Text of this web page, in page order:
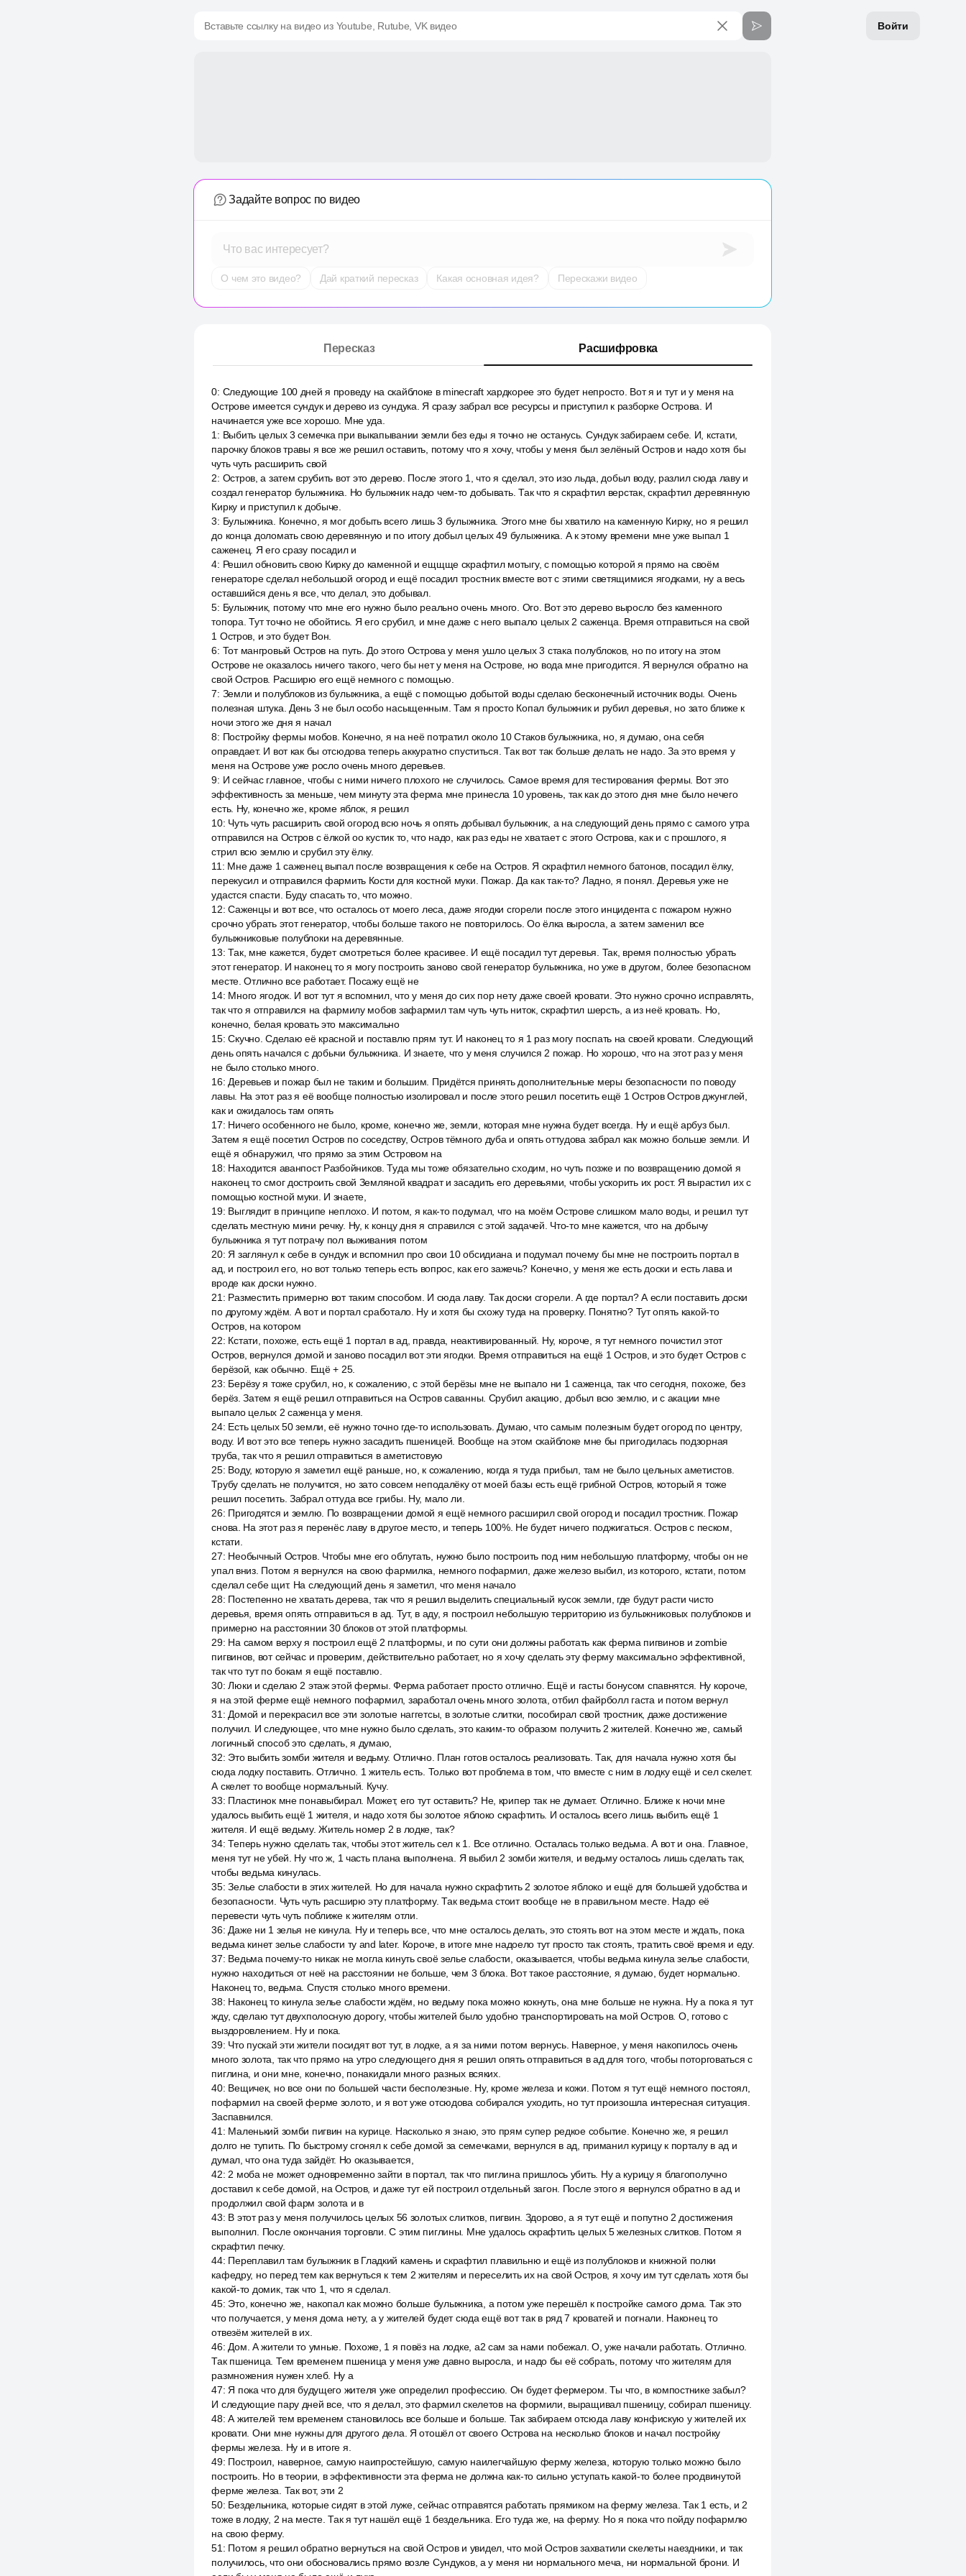
Войти
Вставьте ссылку на видео из Youtube, Rutube, VK видео
Задайте вопрос по видео
Что вас интересует?
О чем это видео? Дай краткий пересказ Какая основная идея? Перескажи видео
Пересказ Расшифровка
0: Следующие 100 дней я проведу на скайблоке в minecraft хардкорее это будет непросто. Вот я и тут и у меня на
Острове имеется сундук и дерево из сундука. Я сразу забрал все ресурсы и приступил к разборке Острова. И
начинается уже все хорошо. Мне уда.
1 : Выбить целых 3 семечка при выкапывании земли без еды я точно не останусь. Сундук забираем себе. И, кстати,
парочку блоков травы я все же решил оставить, потому что я хочу, чтобы у меня был зелёный Остров и надо хотя бы
чуть чуть расширить свой
2: Остров, а затем срубить вот это дерево. После этого 1, что я сделал, это изо льда, добыл воду, разлил сюда лаву и
создал генератор булыжника. Но булыжник надо чем-то добывать. Так что я скрафтил верстак, скрафтил деревянную
Кирку и приступил к добыче.
3: Булыжника. Конечно, я мог добыть всего лишь 3 булыжника. Этого мне бы хватило на каменную Кирку, но я решил
до конца доломать свою деревянную и по итогу добыл целых 49 булыжника. А к этому времени мне уже выпал 1
саженец. Я его сразу посадил и
4: Решил обновить свою Кирку до каменной и ещщще скрафтил мотыгу, с помощью которой я прямо на своём
генераторе сделал небольшой огород и ещё посадил тростник вместе вот с этими светящимися ягодками, ну а весь
оставшийся день я все, что делал, это добывал.
5: Булыжник, потому что мне его нужно было реально очень много. Ого. Вот это дерево выросло без каменного
топора. Тут точно не обойтись. Я его срубил, и мне даже с него выпало целых 2 саженца. Время отправиться на свой
1 Остров, и это будет Вон.
6: Тот мангровый Остров на путь. До этого Острова у меня ушло целых 3 стака полублоков, но по итогу на этом
Острове не оказалось ничего такого, чего бы нет у меня на Острове, но вода мне пригодится. Я вернулся обратно на
свой Остров. Расширю его ещё немного с помощью.
7: Земли и полублоков из булыжника, а ещё с помощью добытой воды сделаю бесконечный источник воды. Очень
полезная штука. День 3 не был особо насыщенным. Там я просто Копал булыжник и рубил деревья, но зато ближе к
ночи этого же дня я начал
8: Постройку фермы мобов. Конечно, я на неё потратил около 10 Стаков булыжника, но, я думаю, она себя
оправдает. И вот как бы отсюдова теперь аккуратно спуститься. Так вот так больше делать не надо. За это время у
меня на Острове уже росло очень много деревьев.
9: И сейчас главное, чтобы с ними ничего плохого не случилось. Самое время для тестирования фермы. Вот это
эффективность за меньше, чем минуту эта ферма мне принесла 10 уровень, так как до этого дня мне было нечего
есть. Ну, конечно же, кроме яблок, я решил
10: Чуть чуть расширить свой огород всю ночь я опять добывал булыжник, а на следующий день прямо с самого утра
отправился на Остров с ёлкой оо кустик то, что надо, как раз еды не хватает с этого Острова, как и с прошлого, я
стрил всю землю и срубил эту ёлку.
11 : Мне даже 1 саженец выпал после возвращения к себе на Остров. Я скрафтил немного батонов, посадил ёлку,
перекусил и отправился фармить Кости для костной муки. Пожар. Да как так-то? Ладно, я понял. Деревья уже не
удастся спасти. Буду спасать то, что можно.
12:Саженцы и вот все, что осталось от моего леса, даже ягодки сгорели после этого инцидента с пожаром нужно
срочно убрать этот генератор, чтобы больше такого не повторилось. Оо ёлка выросла, а затем заменил все
булыжниковые полублоки на деревянные.
13:Так, мне кажется, будет смотреться более красивее. И ещё посадил тут деревья. Так, время полностью убрать
этот генератор. И наконец то я могу построить заново свой генератор булыжника, но уже в другом, более безопасном
месте. Отлично все работает. Посажу ещё не
14: Много ягодок. И вот тут я вспомнил, что у меня до сих пор нету даже своей кровати. Это нужно срочно исправлять,
так что я отправился на фармилу мобов зафармил там чуть чуть ниток, скрафтил шерсть, а из неё кровать. Но,
конечно, белая кровать это максимально
15:Скучно. Сделаю её красной и поставлю прям тут. И наконец то я 1 раз могу поспать на своей кровати. Следующий
день опять начался с добычи булыжника. И знаете, что у меня случился 2 пожар. Но хорошо, что на этот раз у меня
не было столько много.
16: Деревьев и пожар был не таким и большим. Придётся принять дополнительные меры безопасности по поводу
лавы. На этот раз я её вообще полностью изолировал и после этого решил посетить ещё 1 Остров Остров джунглей,
как и ожидалось там опять
17: Ничего особенного не было, кроме, конечно же, земли, которая мне нужна будет всегда. Ну и ещё арбуз был.
Затем я ещё посетил Остров по соседству, Остров тёмного дуба и опять оттудова забрал как можно больше земли. И
ещё я обнаружил, что прямо за этим Островом на
18: Находится аванпост Разбойников. Туда мы тоже обязательно сходим, но чуть позже и по возвращению домой я
наконец то смог достроить свой Земляной квадрат и засадить его деревьями, чтобы ускорить их рост. Я вырастил их с
помощью костной муки. И знаете,
19: Выглядит в принципе неплохо. И потом, я как-то подумал, что на моём Острове слишком мало воды, и решил тут
сделать местную мини речку. Ну, к концу дня я справился с этой задачей. Что-то мне кажется, что на добычу
булыжника я тут потрачу пол выживания потом
20: Я заглянул к себе в сундук и вспомнил про свои 10 обсидиана и подумал почему бы мне не построить портал в
ад, и построил его, но вот только теперь есть вопрос, как его зажечь? Конечно, у меня же есть доски и есть лава и
вроде как доски нужно.
21 : Разместить примерно вот таким способом. И сюда лаву. Так доски сгорели. А где портал? А если поставить доски
по другому ждём. А вот и портал сработало. Ну и хотя бы схожу туда на проверку. Понятно? Тут опять какой-то
Остров, на котором
22: Кстати, похоже, есть ещё 1 портал в ад, правда, неактивированный. Ну, короче, я тут немного почистил этот
Остров, вернулся домой и заново посадил вот эти ягодки. Время отправиться на ещё 1 Остров, и это будет Остров с
берёзой, как обычно. Ещё + 25.
23: Берёзу я тоже срубил, но, к сожалению, с этой берёзы мне не выпало ни 1 саженца, так что сегодня, похоже, без
берёз. Затем я ещё решил отправиться на Остров саванны. Срубил акацию, добыл всю землю, и с акации мне
выпало целых 2 саженца у меня.
24: Есть целых 50 земли, её нужно точно где-то использовать. Думаю, что самым полезным будет огород по центру,
воду. И вот это все теперь нужно засадить пшеницей. Вообще на этом скайблоке мне бы пригодилась подзорная
труба, так что я решил отправиться в аметистовую
25: Воду, которую я заметил ещё раньше, но, к сожалению, когда я туда прибыл, там не было цельных аметистов.
Трубу сделать не получится, но зато совсем неподалёку от моей базы есть ещё грибной Остров, который я тоже
решил посетить. Забрал оттуда все грибы. Ну, мало ли.
26: Пригодятся и землю. По возвращении домой я ещё немного расширил свой огород и посадил тростник. Пожар
снова. На этот раз я перенёс лаву в другое место, и теперь 100%. Не будет ничего поджигаться. Остров с песком,
кстати.
27: Необычный Остров. Чтобы мне его облутать, нужно было построить под ним небольшую платформу, чтобы он не
упал вниз. Потом я вернулся на свою фармилка, немного пофармил, даже железо выбил, из которого, кстати, потом
сделал себе щит. На следующий день я заметил, что меня начало
28: Постепенно не хватать дерева, так что я решил выделить специальный кусок земли, где будут расти чисто
деревья, время опять отправиться в ад. Тут, в аду, я построил небольшую территорию из булыжниковых полублоков и
примерно на расстоянии 30 блоков от этой платформы.
29: На самом верху я построил ещё 2 платформы, и по сути они должны работать как ферма пигвинов и zombie
пигвинов, вот сейчас и проверим, действительно работает, но я хочу сделать эту ферму максимально эффективной,
так что тут по бокам я ещё поставлю.
30:Люки и сделаю 2 этаж этой фермы. Ферма работает просто отлично. Ещё и гасты бонусом спавнятся. Ну короче,
я на этой ферме ещё немного пофармил, заработал очень много золота, отбил файрболл гаста и потом вернул
31 : Домой и перекрасил все эти золотые наггетсы, в золотые слитки, пособирал свой тростник, даже достижение
получил. И следующее, что мне нужно было сделать, это каким-то образом получить 2 жителей. Конечно же, самый
логичный способ это сделать, я думаю,
32: Это выбить зомби жителя и ведьму. Отлично. План готов осталось реализовать. Так, для начала нужно хотя бы
сюда лодку поставить. Отлично. 1 житель есть. Только вот проблема в том, что вместе с ним в лодку ещё и сел скелет.
А скелет то вообще нормальный. Кучу.
33: Пластинок мне понавыбирал. Может, его тут оставить? Не, крипер так не думает. Отлично. Ближе к ночи мне
удалось выбить ещё 1 жителя, и надо хотя бы золотое яблоко скрафтить. И осталось всего лишь выбить ещё 1
жителя. И ещё ведьму. Житель номер 2 в лодке, так?
34:Теперь нужно сделать так, чтобы этот житель сел к 1. Все отлично. Осталась только ведьма. А вот и она. Главное,
меня тут не убей. Ну что ж, 1 часть плана выполнена. Я выбил 2 зомби жителя, и ведьму осталось лишь сделать так,
чтобы ведьма кинулась.
35:Зелье слабости в этих жителей. Но для начала нужно скрафтить 2 золотое яблоко и ещё для большей удобства и
безопасности. Чуть чуть расширю эту платформу. Так ведьма стоит вообще не в правильном месте. Надо её
перевести чуть чуть поближе к жителям отли.
36: Даже ни 1 зелья не кинула. Ну и теперь все, что мне осталось делать, это стоять вот на этом месте и ждать, пока
ведьма кинет зелье слабости ту and later. Короче, в итоге мне надоело тут просто так стоять, тратить своё время и еду.
37: Ведьма почему-то никак не могла кинуть своё зелье слабости, оказывается, чтобы ведьма кинула зелье слабости,
нужно находиться от неё на расстоянии не больше, чем 3 блока. Вот такое расстояние, я думаю, будет нормально.
Наконец то, ведьма. Спустя столько много времени.
38: Наконец то кинула зелье слабости ждём, но ведьму пока можно кокнуть, она мне больше не нужна. Ну а пока я тут
жду, сделаю тут двухполосную дорогу, чтобы жителей было удобно транспортировать на мой Остров. О, готово с
выздоровлением. Ну и пока.
39: Что пускай эти жители посидят вот тут, в лодке, а я за ними потом вернусь. Наверное, у меня накопилось очень
много золота, так что прямо на утро следующего дня я решил опять отправиться в ад для того, чтобы поторговаться с
пиглина, и они мне, конечно, понакидали много разных всяких.
40: Вещичек, но все они по большей части бесполезные. Ну, кроме железа и кожи. Потом я тут ещё немного постоял,
пофармил на своей ферме золото, и я вот уже отсюдова собирался уходить, но тут произошла интересная ситуация.
Заспавнился.
41 : Маленький зомби пигвин на курице. Насколько я знаю, это прям супер редкое событие. Конечно же, я решил
долго не тупить. По быстрому сгонял к себе домой за семечками, вернулся в ад, приманил курицу к порталу в ад и
думал, что она туда зайдёт. Но оказывается,
42: 2 моба не может одновременно зайти в портал, так что пиглина пришлось убить. Ну а курицу я благополучно
доставил к себе домой, на Остров, и даже тут ей построил отдельный загон. После этого я вернулся обратно в ад и
продолжил свой фарм золота и в
43: В этот раз у меня получилось целых 56 золотых слитков, пигвин. Здорово, а я тут ещё и попутно 2 достижения
выполнил. После окончания торговли. С этим пиглины. Мне удалось скрафтить целых 5 железных слитков. Потом я
скрафтил печку.
44: Переплавил там булыжник в Гладкий камень и скрафтил плавильню и ещё из полублоков и книжной полки
кафедру, но перед тем как вернуться к тем 2 жителям и переселить их на свой Остров, я хочу им тут сделать хотя бы
какой-то домик, так что 1, что я сделал.
45: Это, конечно же, накопал как можно больше булыжника, а потом уже перешёл к постройке самого дома. Так это
что получается, у меня дома нету, а у жителей будет сюда ещё вот так в ряд 7 кроватей и погнали. Наконец то
отвезём жителей в их.
46: Дом. А жители то умные. Похоже, 1 я повёз на лодке, a2 сам за нами побежал. О, уже начали работать. Отлично.
Так пшеница. Тем временем пшеница у меня уже давно выросла, и надо бы её собрать, потому что жителям для
размножения нужен хлеб. Ну а
47: Я пока что для будущего жителя уже определил профессию. Он будет фермером. Ты что, в компостнике забыл?
И следующие пару дней все, что я делал, это фармил скелетов на формили, выращивал пшеницу, собирал пшеницу.
48:А жителей тем временем становилось все больше и больше. Так забираем отсюда лаву конфискую у жителей их
кровати. Они мне нужны для другого дела. Я отошёл от своего Острова на несколько блоков и начал постройку
фермы железа. Ну и в итоге я.
49: Построил, наверное, самую наипростейшую, самую наилегчайшую ферму железа, которую только можно было
построить. Но в теории, в эффективности эта ферма не должна как-то сильно уступать какой-то более продвинутой
ферме железа. Так вот, эти 2
50: Бездельника, которые сидят в этой луже, сейчас отправятся работать прямиком на ферму железа. Так 1 есть, и 2
тоже в лодку, 2 на месте. Так я тут нашёл ещё 1 бездельника. Его туда же, на ферму. Но я пока что пойду пофармлю
на свою ферму.
51 : Потом я решил обратно вернуться на свой Остров и увидел, что мой Остров захватили скелеты наездники, и так
получилось, что они обосновались прямо возле Сундуков, а у меня ни нормального меча, ни нормальной брони. И